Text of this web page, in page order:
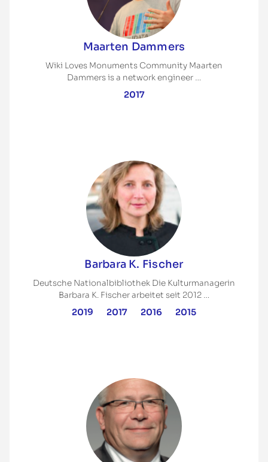
Maarten Dammers
Wiki Loves Monuments Community Maarten
Dammers is a network engineer …
2017
Barbara K. Fischer
Deutsche Nationalbibliothek Die Kulturmanagerin
Barbara K. Fischer arbeitet seit 2012 …
2019 2017 2016 2015